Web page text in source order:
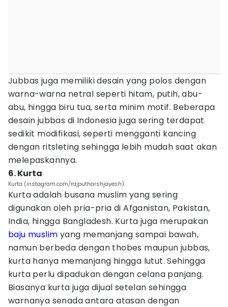
Jubbas juga memiliki desain yang polos dengan
warna-warna netral seperti hitam, putih, abu-
abu, hingga biru tua, serta minim motif. Beberapa
desain jubbas di Indonesia juga sering terdapat
sedikit modifikasi, seperti mengganti kancing
dengan ritsleting sehingga lebih mudah saat akan
melepaskannya.
6. Kurta
Kurta (instagram.com/rajputharshjayesh)
Kurta adalah busana muslim yang sering
digunakan oleh pria-pria di Afganistan, Pakistan,
India, hingga Bangladesh. Kurta juga merupakan
baju muslim yang memanjang sampai bawah,
namun berbeda dengan thobes maupun jubbas,
kurta hanya memanjang hingga lutut. Sehingga
kurta perlu dipadukan dengan celana panjang.
Biasanya kurta juga dijual setelan sehingga
warnanya senada antara atasan dengan